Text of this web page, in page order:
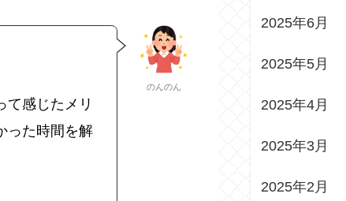
のんのん
て感じたメリ
った時間を解
2025年6月
2025年5月
2025年4月
2025年3月
2025年2月